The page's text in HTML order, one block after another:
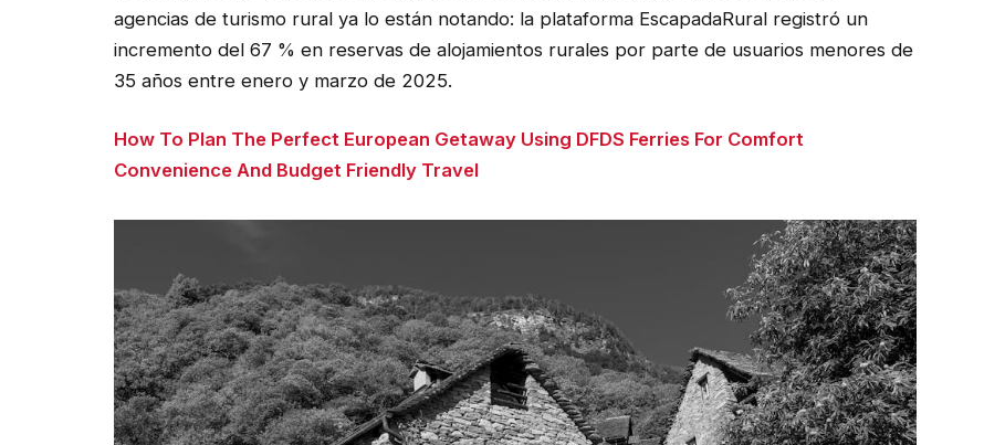
agencias de turismo rural ya lo están notando: la plataforma EscapadaRural registró un
incremento del 67 % en reservas de alojamientos rurales por parte de usuarios menores de
35 años entre enero y marzo de 2025.
How To Plan The Perfect European Getaway Using DFDS Ferries For Comfort
Convenience And Budget Friendly Travel